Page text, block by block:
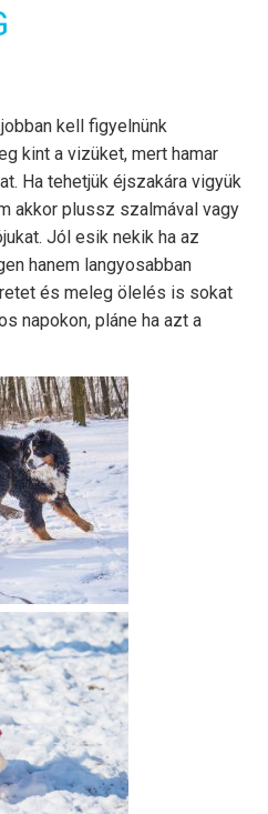
kell figyelnünk
kint a vizüket, mert hamar
Ha tehetjük éjszakára vigyük
akkor plussz szalmával vagy
Jól esik nekik ha az
hanem langyosabban
és meleg ölelés is sokat
napokon, pláne ha azt a